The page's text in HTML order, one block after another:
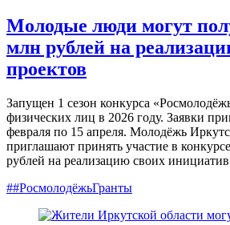
Молодые люди могут
млн рублей на
проектов
Запущен 1 сезон конкурса
физических лиц в 2026 году. Заявки
февраля по 15 апреля. Молодёжь
приглашают принять участие в
рублей на реализацию своих
##РосмолодёжьГранты